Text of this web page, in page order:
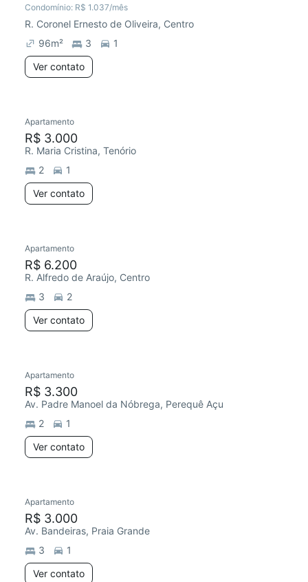
Condomínio: R$ 1.037/mês
R. Coronel Ernesto de Oliveira, Centro
96m² 3
1
Ver contato
Redecorar
Apartamento
R$ 3.000
R. Maria Cristina, Tenório
2
1
Ver contato
Apartamento
R$ 6.200
R. Alfredo de Araújo, Centro
3
2
Ver contato
Apartamento
R$ 3.300
Av. Padre Manoel da Nóbrega, Perequê Açu
2
1
Ver contato
Apartamento
R$ 3.000
Av. Bandeiras, Praia Grande
3
1
Ver contato